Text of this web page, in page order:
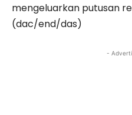
mengeluarkan putusan
(dac/end/das)
-